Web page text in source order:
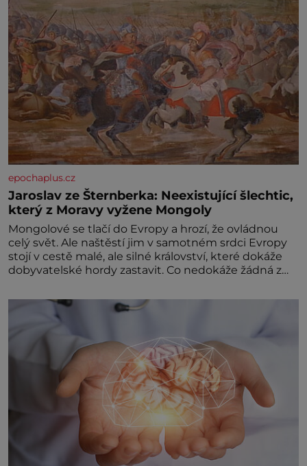
epochaplus.cz
Jaroslav ze Šternberka: Neexistující šlechtic,
který z Moravy vyžene Mongoly
Mongolové se tlačí do Evropy a hrozí, že ovládnou
celý svět. Ale naštěstí jim v samotném srdci Evropy
stojí v cestě malé, ale silné království, které dokáže
dobyvatelské hordy zastavit. Co nedokáže žádná z
král. Nebo že by ne? Mongolové od roku 1223
postupují podél Kaspického a Azovského moře,